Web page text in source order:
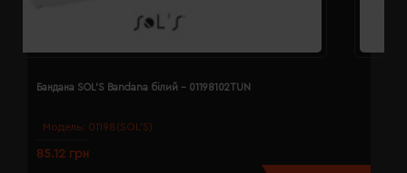
Модель: 01198(SOL’S)
Бандана SOL'S Bandana білий - 01198102TUN
85.12 грн